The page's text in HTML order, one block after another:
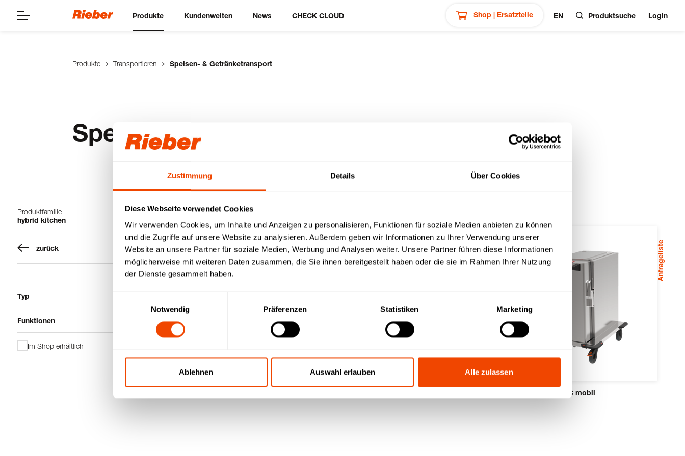
Zustimmung Details Über Cookies
Diese Webseite verwendet Cookies
Wir verwenden Cookies, um Inhalte und Anzeigen zu personalisieren, Funktionen für soziale Medien anbieten zu können
und die Zugriffe auf unsere Website zu analysieren. Außerdem geben wir Informationen zu Ihrer Verwendung unserer
Website an unsere Partner für soziale Medien, Werbung und Analysen weiter. Unsere Partner führen diese Informationen
möglicherweise mit weiteren Daten zusammen, die Sie ihnen bereitgestellt haben oder die sie im Rahmen Ihrer Nutzung
der Dienste gesammelt haben.
Notwendig
Präferenzen Statistiken Marketing
Ablehnen Auswahl erlauben Alle zulassen
Produkte Kundenwelten News CHECK CLOUD Shop | Ersatzteile EN Produktsuche Login
Produkte Transportieren Speisen- & Getränketransport
Speisen- & Getränketransport
Produktfamilie
hybrid kitchen
zurück
Typ
Funktionen
Im Shop erhältlich
1-3 von 3 Produkten
hybrid kitchen 200°C mobil
Anfrageliste